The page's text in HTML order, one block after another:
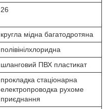
26
кругла мідна багатодротяна
полівінілхлоридна
шланговий ПВХ пластикат
прокладка стаціонарна
електропроводка рухоме
приєднання